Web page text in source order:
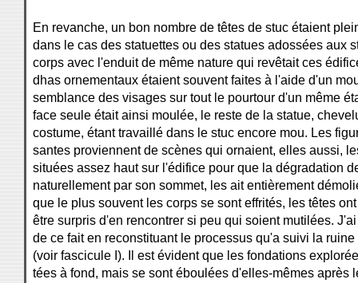
En revanche, un bon nombre de têtes de stuc étaient
dans le cas des statuettes ou des statues adossées aux
corps avec l'enduit de même nature qui revêtait ces
dhas ornementaux étaient souvent faites à l'aide d'un
semblance des visages sur tout le pourtour d'un même
face seule était ainsi moulée, le reste de la statue,
costume, étant travaillé dans le stuc encore mou. Les
santes proviennent de scènes qui ornaient, elles aussi,
situées assez haut sur l'édifice pour que la dégradation
naturellement par son sommet, les ait entièrement
que le plus souvent les corps se sont effrités, les têtes
être surpris d'en rencontrer si peu qui soient mutilées.
de ce fait en reconstituant le processus qu'a suivi la
(voir fascicule I). Il est évident que les fondations
tées à fond, mais se sont éboulées d'elles-mêmes après